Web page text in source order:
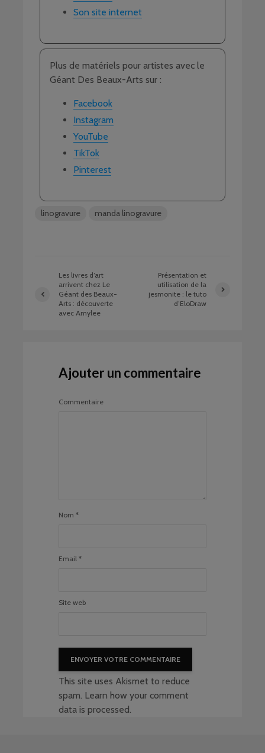
Son site internet
Plus de matériels pour artistes avec le
Géant Des Beaux-Arts sur :
Facebook
Instagram
YouTube
TikTok
Pinterest
linogravure manda linogravure
Les livres d’art
arrivent chez Le
Géant des Beaux-
Arts : découverte
avec Amylee
Présentation et
utilisation de la
jesmonite : le tuto
d’EloDraw
Ajouter un commentaire
Commentaire
Nom *
Email *
Site web
This site uses Akismet to reduce
spam. Learn how your comment
data is processed.